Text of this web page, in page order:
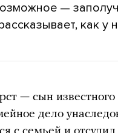
—
как у
— сын
дело